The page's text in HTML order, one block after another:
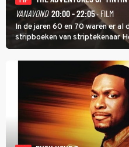
VANAVOND 20:00 - 22:05· FILM
In de jaren 60 en 70 waren er
stripboeken van striptekenaar
meer tot leven in The